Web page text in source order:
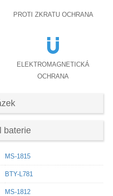
PROTI ZKRATU OCHRANA
ELEKTROMAGNETICKÁ
OCHRANA
baterie
MS-1815
BTY-L781
MS-1812